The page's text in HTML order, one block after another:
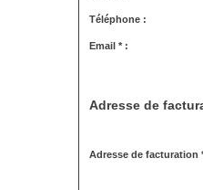
Téléphone :
Email * :
Adresse de
Adresse de facturation